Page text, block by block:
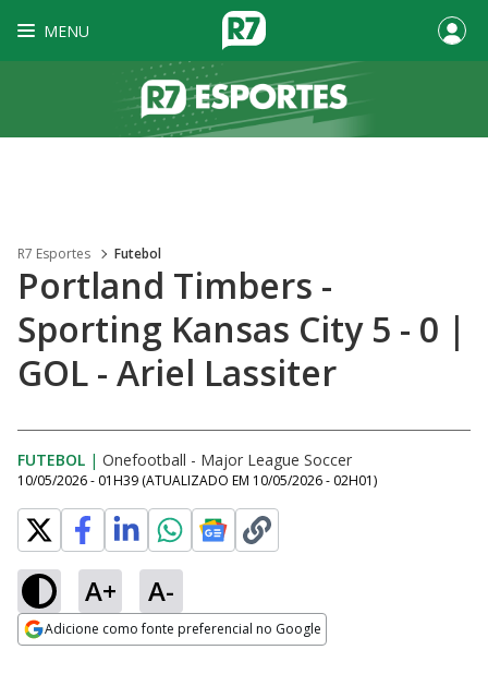
MENU
R7 Esportes Futebol
Portland Timbers -
Sporting Kansas City 5 - 0 |
GOL - Ariel Lassiter
FUTEBOL | Onefootball - Major League Soccer
10/05/2026 - 01H39 (ATUALIZADO EM 10/05/2026 - 02H01)
A+ A-
Adicione como fonte preferencial no Google